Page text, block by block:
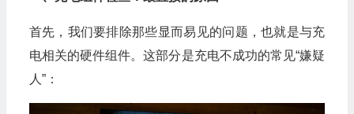
首先，我们要排除那些显而易见的问题，也就是与充
电相关的硬件组件。这部分是充电不成功的常见“嫌疑
人”：